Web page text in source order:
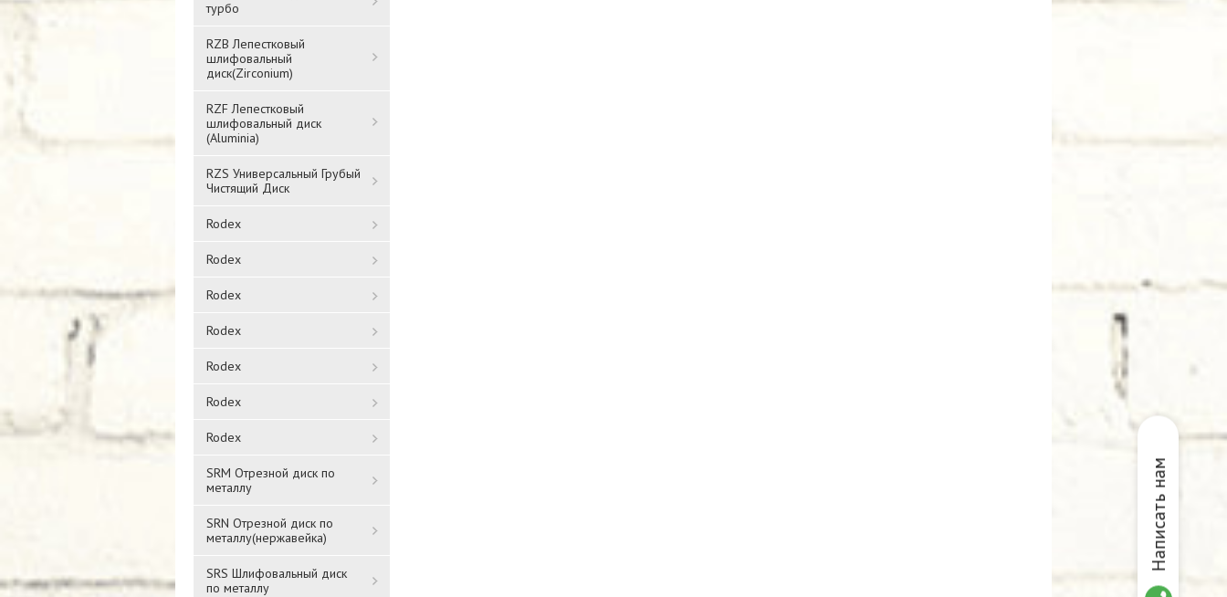
турбо
RZB Лепестковый
шлифовальный
диск(Zirconium)
RZF Лепестковый
шлифовальный диск
(Aluminia)
RZS Универсальный Грубый
Чистящий Диск
Rodex
Rodex
Rodex
Rodex
Rodex
Rodex
Rodex
SRM Отрезной диск по
металлу
SRN Отрезной диск по
металлу(нержавейка)
SRS Шлифовальный диск
по металлу
Написать нам